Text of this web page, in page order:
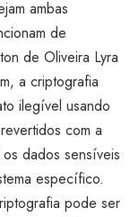
ambas
de
de Oliveira Lyra
a criptografia
ilegível usando
com a
dados sensíveis
específico.
pode ser